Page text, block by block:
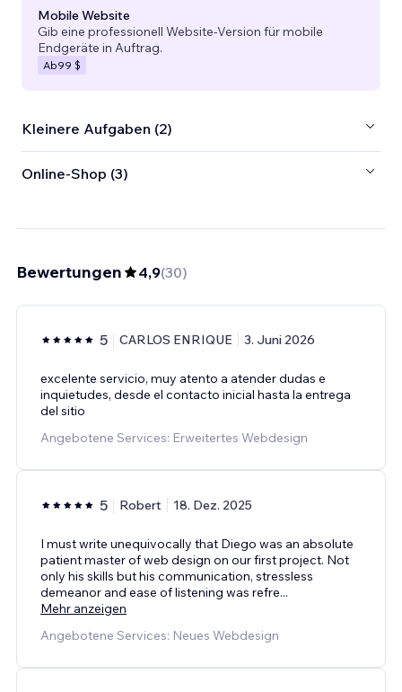
Mobile Website
Gib eine professionell Website-Version für mobile
Endgeräte in Auftrag.
Ab99 $
Kleinere Aufgaben (2)
Online-Shop (3)
Bewertungen 4,9(30)
5 CARLOS ENRIQUE 3. Juni 2026
excelente servicio, muy atento a atender dudas e
inquietudes, desde el contacto inicial hasta la entrega
del sitio
Angebotene Services: Erweitertes Webdesign
5 Robert 18. Dez. 2025
I must write unequivocally that Diego was an absolute
patient master of web design on our first project. Not
only his skills but his communication, stressless
demeanor and ease of listening was refre...
Mehr anzeigen
Angebotene Services: Neues Webdesign